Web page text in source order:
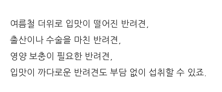
여름철 더위로 입맛이 떨어진 반려견,
출산이나 수술을 마친 반려견,
영양 보충이 필요한 반려견,
입맛이 까다로운 반려견도 부담 없이 섭취할 수 있죠.